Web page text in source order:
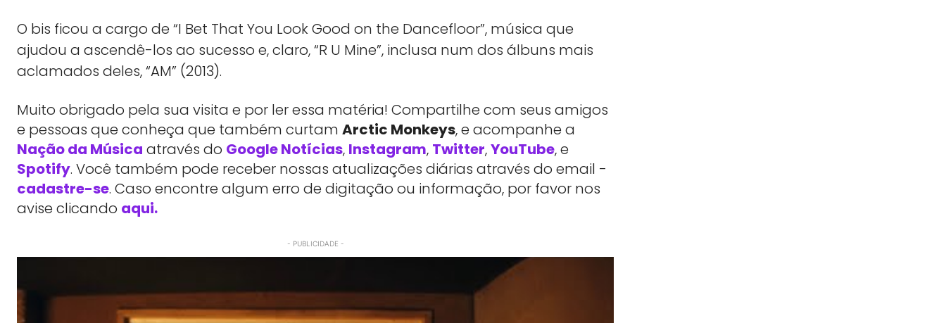
O bis ficou a cargo de “I Bet That You Look Good on the Dancefloor”, música que
ajudou a ascendê-los ao sucesso e, claro, “R U Mine”, inclusa num dos álbuns mais
aclamados deles, “AM” (2013).
Muito obrigado pela sua visita e por ler essa matéria! Compartilhe com seus amigos
e pessoas que conheça que também curtam Arctic Monkeys, e acompanhe a
Nação da Música através do Google Notícias, Instagram, Twitter,YouTube, e
Spotify. Você também pode receber nossas atualizações diárias através do email -
cadastre-se. Caso encontre algum erro de digitação ou informação, por favor nos
avise clicando aqui.
- PUBLICIDADE -